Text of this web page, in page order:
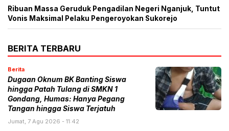
Ribuan Massa Geruduk Pengadilan Negeri Nganjuk, Tuntut
Vonis Maksimal Pelaku Pengeroyokan Sukorejo
BERITA TERBARU
Berita
Dugaan Oknum BK Banting Siswa
hingga Patah Tulang di SMKN 1
Gondang, Humas: Hanya Pegang
Tangan hingga Siswa Terjatuh
Jumat, 7 Agu 2026 - 11:42